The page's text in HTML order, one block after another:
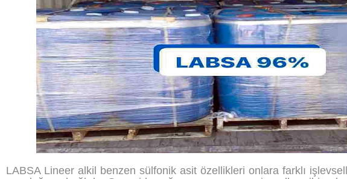
LABSA Lineer alkil benzen sülfonik asit özellikleri onlara farklı